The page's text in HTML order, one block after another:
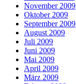
November 2009
Oktober 2009
September 2009
August 2009
Juli 2009
Juni 2009
Mai 2009
April 2009
März 2009